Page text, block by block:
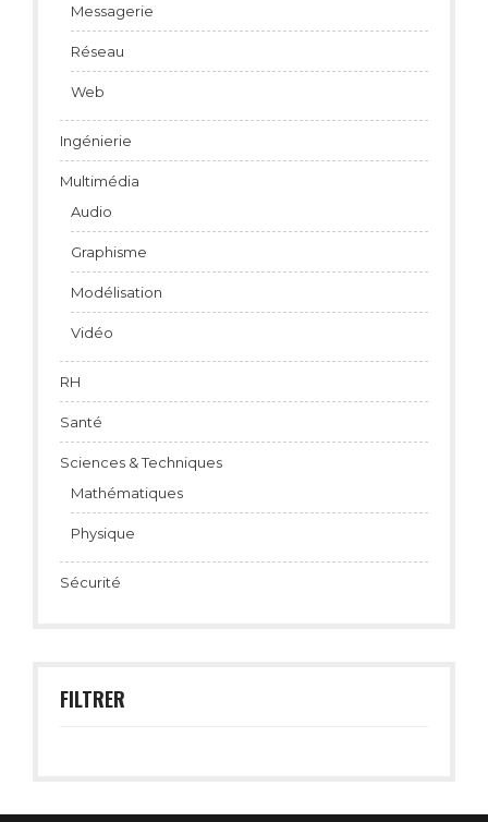
Messagerie
Réseau
Web
Ingénierie
Multimédia
Audio
Graphisme
Modélisation
Vidéo
RH
Santé
Sciences & Techniques
Mathématiques
Physique
Sécurité
FILTRER